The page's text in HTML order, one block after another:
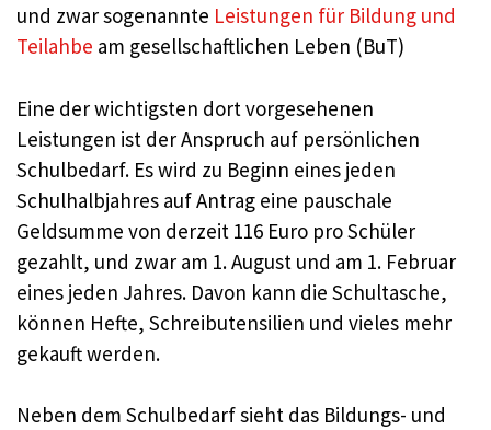
und zwar sogenannte Leistungen für Bildung und
Teilahbe am gesellschaftlichen Leben (BuT)
Eine der wichtigsten dort vorgesehenen
Leistungen ist der Anspruch auf persönlichen
Schulbedarf. Es wird zu Beginn eines jeden
Schulhalbjahres auf Antrag eine pauschale
Geldsumme von derzeit 116 Euro pro Schüler
gezahlt, und zwar am 1. August und am 1. Februar
eines jeden Jahres. Davon kann die Schultasche,
können Hefte, Schreibutensilien und vieles mehr
gekauft werden.
Neben dem Schulbedarf sieht das Bildungs- und